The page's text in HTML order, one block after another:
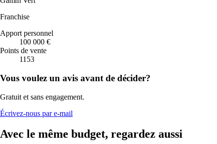
Franchise
Apport personnel
100 000 €
Points de vente
1153
Vous voulez un avis avant de décider?
Gratuit et sans engagement.
Écrivez-nous par e-mail
Avec le même budget, regardez aussi